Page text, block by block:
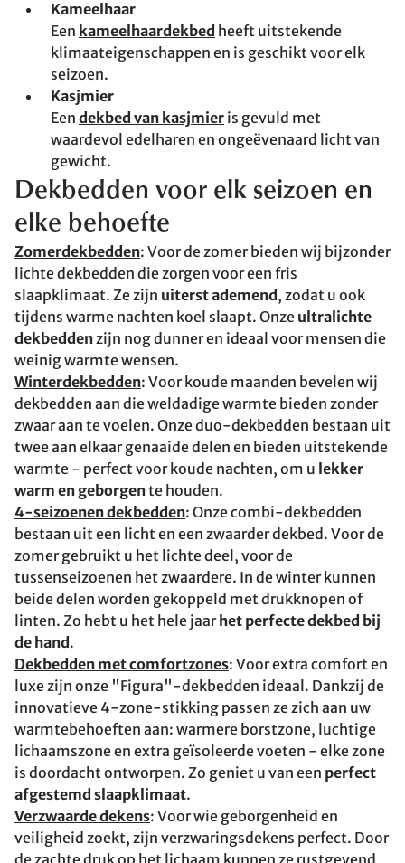
Kameelhaar
Een kameelhaardekbed heeft uitstekende
klimaateigenschappen en is geschikt voor elk
seizoen.
Kasjmier
Een dekbed van kasjmier is gevuld met
waardevol edelharen en ongeëvenaard licht van
gewicht.
Dekbedden voor elk seizoen en
elke behoefte
Zomerdekbedden: Voor de zomer bieden wij bijzonder
lichte dekbedden die zorgen voor een fris
slaapklimaat. Ze zijn uiterst ademend , zodat u ook
tijdens warme nachten koel slaapt. Onze ultralichte
dekbeddenzijn nog dunner en ideaal voor mensen die
weinig warmte wensen.
Winterdekbedden: Voor koude maanden bevelen wij
dekbedden aan die weldadige warmte bieden zonder
zwaar aan te voelen. Onze duo-dekbedden bestaan uit
twee aan elkaar genaaide delen en bieden uitstekende
warmte - perfect voor koude nachten, om u lekker
warm en geborgente houden.
4-seizoenen dekbedden: Onze combi-dekbedden
bestaan uit een licht en een zwaarder dekbed. Voor de
zomer gebruikt u het lichte deel, voor de
tussenseizoenen het zwaardere. In de winter kunnen
beide delen worden gekoppeld met drukknopen of
linten. Zo hebt u het hele jaar het perfecte dekbed bij
de hand .
Dekbedden met comfortzones: Voor extra comfort en
luxe zijn onze "Figura"-dekbedden ideaal. Dankzij de
innovatieve 4-zone-stikking passen ze zich aan uw
warmtebehoeften aan: warmere borstzone, luchtige
lichaamszone en extra geïsoleerde voeten - elke zone
is doordacht ontworpen. Zo geniet u van een perfect
afgestemd slaapklimaat.
Verzwaarde dekens: Voor wie geborgenheid en
veiligheid zoekt, zijn verzwaringsdekens perfect. Door
de zachte druk op het lichaam kunnen ze rustgevend